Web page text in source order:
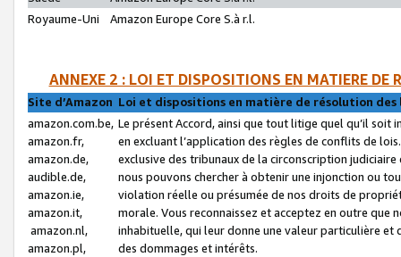
Royaume-Uni
Amazon Europe Core S.à r.l.
ANNEXE 2 : LOI ET DISPOSITIONS EN MATIERE DE
Site d’Amazon Loi et dispositions en matière de résolution
amazon.com.be,
amazon.fr,
amazon.de,
audible.de,
amazon.ie,
amazon.it,
amazon.nl,
amazon.pl,
Le présent Accord, ainsi que tout litige quel qu’il soit
en excluant l’application des règles de conflits de
exclusive des tribunaux de la circonscription
nous pouvons chercher à obtenir une injonction ou
violation réelle ou présumée de nos droits de
morale. Vous reconnaissez et acceptez en outre que
inhabituelle, qui leur donne une valeur particulière
des dommages et intérêts.